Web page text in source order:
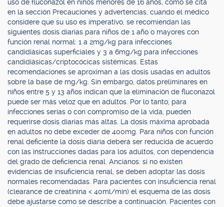
uso de fluconazol en niños menores de 16 años, como se cita
en la sección Precauciones y advertencias, cuando el médico
considere que su uso es imperativo, se recomiendan las
siguientes dosis diarias para niños de 1 año o mayores con
función renal normal: 1 a 2mg/kg para infecciones
candidiásicas superficiales y 3 a 6mg/kg para infecciones
candidiásicas/criptocócicas sistémicas. Estas
recomendaciones se aproximan a las dosis usadas en adultos
sobre la base de mg/kg. Sin embargo, datos preliminares en
niños entre 5 y 13 años indican que la eliminación de fluconazol
puede ser más veloz que en adultos. Por lo tanto, para
infecciones serias o con compromiso de la vida, pueden
requerirse dosis diarias más altas. La dosis máxima aprobada
en adultos no debe exceder de 400mg. Para niños con función
renal deficiente la dosis diaria deberá ser reducida de acuerdo
con las instrucciones dadas para los adultos, con dependencia
del grado de deficiencia renal. Ancianos: si no existen
evidencias de insuficiencia renal, se deben adoptar las dosis
normales recomendadas. Para pacientes con insuficiencia renal
(clearance de creatinina < 40ml/min) el esquema de las dosis
debe ajustarse como se describe a continuación. Pacientes con